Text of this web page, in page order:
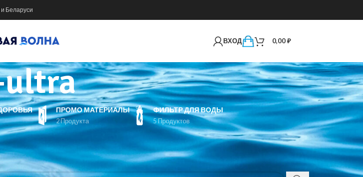
Беларуси
ВХОД 0,00₽
ПРОМО МАТЕРИАЛЫ
2 Продукта
ФИЛЬТР ДЛЯ ВОДЫ
5 Продуктов